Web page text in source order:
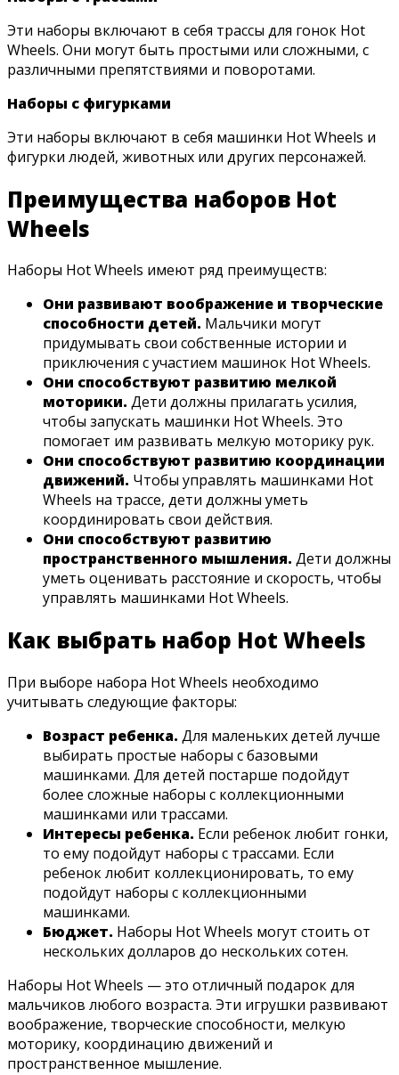
Эти наборы включают в себя трассы для гонок Hot
Wheels. Они могут быть простыми или сложными, с
различными препятствиями и поворотами.
Наборы с фигурками
Эти наборы включают в себя машинки Hot Wheels и
фигурки людей, животных или других персонажей.
Преимущества наборов Hot
Wheels
Наборы Hot Wheels имеют ряд преимуществ:
Они развивают воображение и творческие
способности детей. Мальчики могут
придумывать свои собственные истории и
приключения с участием машинок Hot Wheels.
Они способствуют развитию мелкой
моторики. Дети должны прилагать усилия,
чтобы запускать машинки Hot Wheels. Это
помогает им развивать мелкую моторику рук.
Они способствуют развитию координации
движений. Чтобы управлять машинками Hot
Wheels на трассе, дети должны уметь
координировать свои действия.
Они способствуют развитию
пространственного мышления. Дети должны
уметь оценивать расстояние и скорость, чтобы
управлять машинками Hot Wheels.
Как выбрать набор Hot Wheels
При выборе набора Hot Wheels необходимо
учитывать следующие факторы:
Возраст ребенка. Для маленьких детей лучше
выбирать простые наборы с базовыми
машинками. Для детей постарше подойдут
более сложные наборы с коллекционными
машинками или трассами.
Интересы ребенка. Если ребенок любит гонки,
то ему подойдут наборы с трассами. Если
ребенок любит коллекционировать, то ему
подойдут наборы с коллекционными
машинками.
Бюджет. Наборы Hot Wheels могут стоить от
нескольких долларов до нескольких сотен.
Наборы Hot Wheels — это отличный подарок для
мальчиков любого возраста. Эти игрушки развивают
воображение, творческие способности, мелкую
моторику, координацию движений и
пространственное мышление.